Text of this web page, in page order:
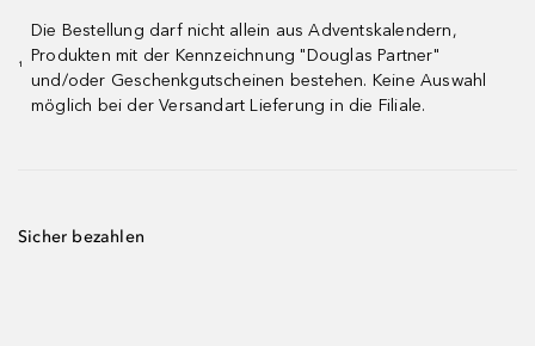
¹
Die Bestellung darf nicht allein aus Adventskalendern,
Produkten mit der Kennzeichnung "Douglas Partner"
und/oder Geschenkgutscheinen bestehen. Keine Auswahl
möglich bei der Versandart Lieferung in die Filiale.
Sicher bezahlen